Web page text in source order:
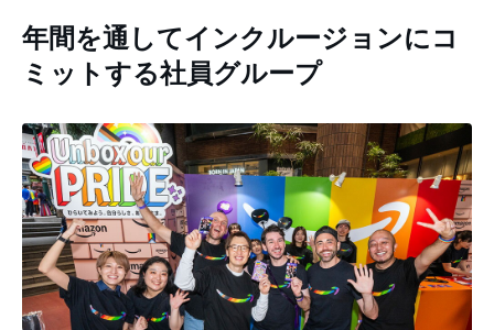
年間を通してインクルージョンにコ
ミットする社員グループ